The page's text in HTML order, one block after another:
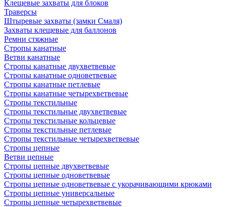
Клещевые захваты для блоков
Траверсы
Штыревые захваты (замки Смаля)
Захваты клещевые для баллонов
Ремни стяжные
Стропы канатные
Ветви канатные
Стропы канатные двухветвевые
Стропы канатные одноветвевые
Стропы канатные петлевые
Стропы канатные четырехветвевые
Стропы текстильные
Стропы текстильные двухветвевые
Стропы текстильные кольцевые
Стропы текстильные петлевые
Стропы текстильные четырехветвевые
Стропы цепные
Ветви цепные
Стропы цепные двухветвевые
Стропы цепные одноветвевые
Стропы цепные одноветвевые с укорачивающими крюками
Стропы цепные универсальные
Стропы цепные четырехветвевые